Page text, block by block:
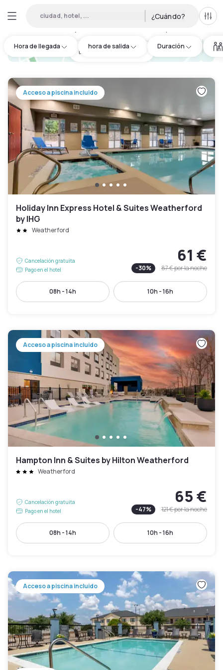
ciudad, hotel, ... ¿Cuándo?
Hora de llegada hora de salida Duración
hotel.cta.view_map
Acceso a piscina incluido
Holiday Inn Express Hotel & Suites Weatherford
by IHG
Weatherford
Cancelación gratuita
Pago en el hotel
61 €
-30% 87 €por la noche
08h - 14h 10h - 16h
Acceso a piscina incluido
Hampton Inn & Suites by Hilton Weatherford
Weatherford
Cancelación gratuita
Pago en el hotel
65 €
-47% 121 €por la noche
08h - 14h 10h - 16h
Acceso a piscina incluido